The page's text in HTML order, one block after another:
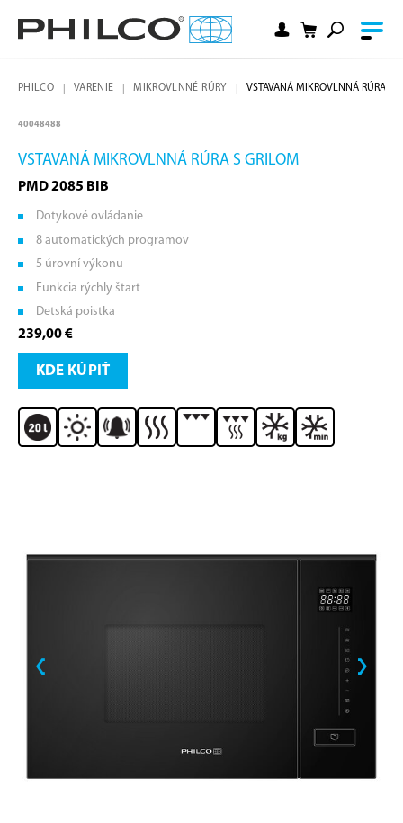
PHILCO VARENIE MIKROVLNNÉ RÚRY VSTAVANÁ MIKROVLNNÁ RÚRA S
40048488
VSTAVANÁ MIKROVLNNÁ RÚRA S GRILOM
PMD 2085 BIB
Dotykové ovládanie
8 automatických programov
5 úrovní výkonu
Funkcia rýchly štart
Detská poistka
239,00 €
KDE KÚPIŤ